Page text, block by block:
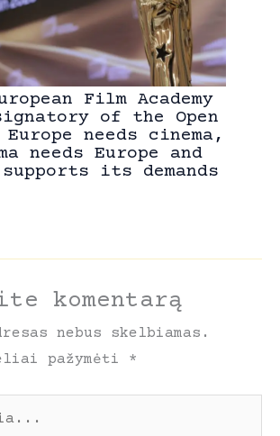
Film Academy
of the Open
needs cinema,
needs Europe and
its demands
komentarą
nebus skelbiamas.
pažymėti *